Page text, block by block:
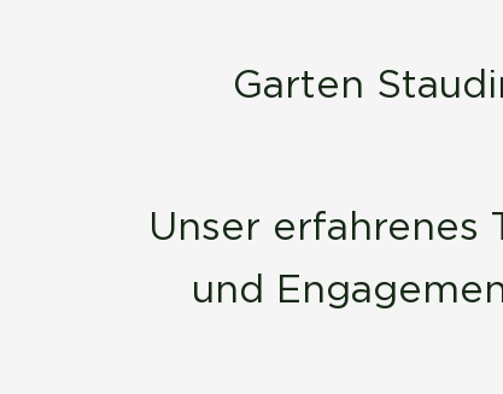
Garten
Unser erfahrenes
und